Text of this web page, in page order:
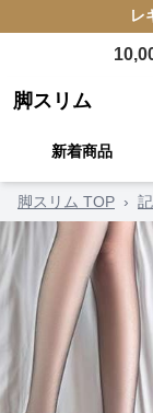
レ
脚スリム
新着商品
脚スリム TOP ›